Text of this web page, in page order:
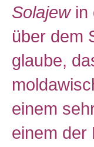
Solajewin
über dem
glaube,
einem
einem der